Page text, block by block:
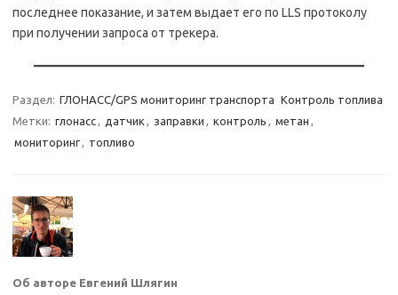
последнее показание, и затем выдает его по LLS протоколу
при получении запроса от трекера.
Раздел: ГЛОНАСС/GPS мониторинг транспорта Контроль топлива
Метки: глонасс, датчик , заправки , контроль , метан ,
мониторинг, топливо
Об авторе Евгений Шлягин